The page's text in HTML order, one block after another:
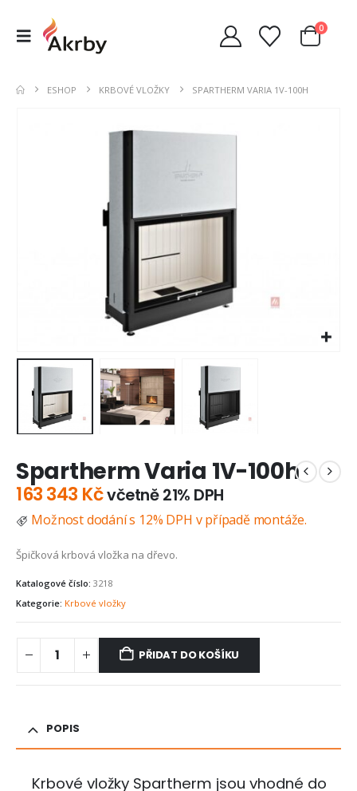
0
ESHOP KRBOVÉ VLOŽKY SPARTHERM VARIA 1V-100H
Spartherm Varia 1V-100h
163 343 Kčvčetně 21% DPH
Možnost dodání s 12% DPH v případě montáže.
Špičková krbová vložka na dřevo.
Katalogové číslo: 3218
Kategorie: Krbové vložky
PŘIDAT DO KOŠÍKU
POPIS
Krbové vložky Spartherm jsou vhodné do